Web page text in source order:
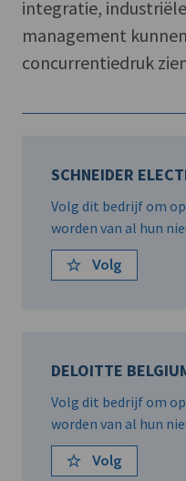
integratie,
management
concurrentiedruk
SCHNEIDER
Volg dit bedrijf om
worden van al hun
Volg
DELOITTE
Volg dit bedrijf om
worden van al hun
Volg